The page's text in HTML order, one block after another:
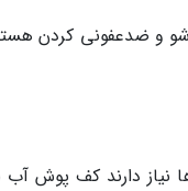
کردن هستند
نیاز دارند کف پوش